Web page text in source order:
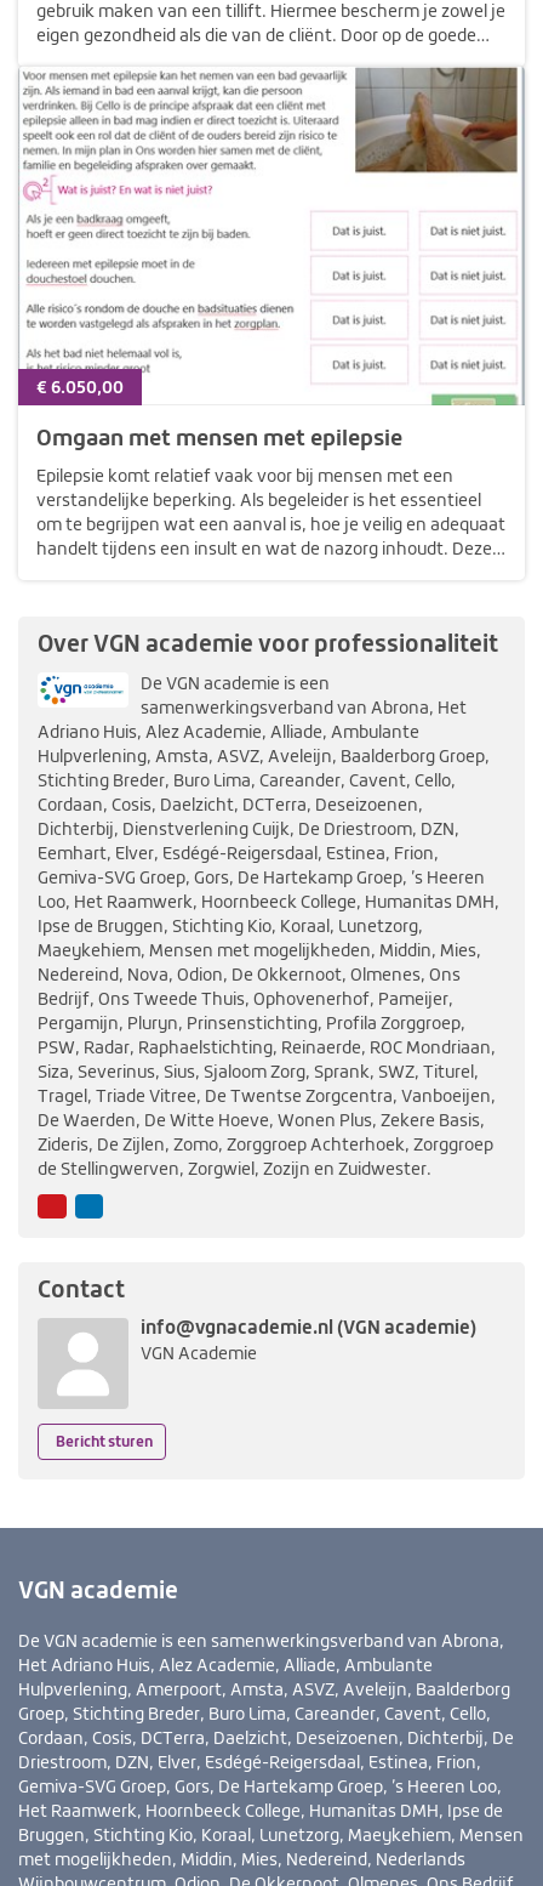
gebruik maken van een tillift. Hiermee bescherm je zowel je
eigen gezondheid als die van de cliënt. Door op de goede
€ 6.050,00
Omgaan met mensen met epilepsie
Epilepsie komt relatief vaak voor bij mensen met een
verstandelijke beperking. Als begeleider is het essentieel
om te begrijpen wat een aanval is, hoe je veilig en adequaat
handelt tijdens een insult en wat de nazorg inhoudt. Deze
Over VGN academie voor professionaliteit
De VGN academie is een
samenwerkingsverband van Abrona, Het
Adriano Huis, Alez Academie, Alliade, Ambulante
Hulpverlening, Amsta, ASVZ, Aveleijn, Baalderborg Groep,
Stichting Breder, Buro Lima, Careander, Cavent, Cello,
Cordaan, Cosis, Daelzicht, DCTerra, Deseizoenen,
Dichterbij, Dienstverlening Cuijk, De Driestroom, DZN,
Eemhart, Elver, Esdégé-Reigersdaal, Estinea, Frion,
Gemiva-SVG Groep, Gors, De Hartekamp Groep, ’s Heeren
Loo, Het Raamwerk, Hoornbeeck College, Humanitas DMH,
Ipse de Bruggen, Stichting Kio, Koraal, Lunetzorg,
Maeykehiem, Mensen met mogelijkheden, Middin, Mies,
Nedereind, Nova, Odion, De Okkernoot, Olmenes, Ons
Bedrijf, Ons Tweede Thuis, Ophovenerhof, Pameijer,
Pergamijn, Pluryn, Prinsenstichting, Profila Zorggroep,
PSW, Radar, Raphaelstichting, Reinaerde, ROC Mondriaan,
Siza, Severinus, Sius, Sjaloom Zorg, Sprank, SWZ, Titurel,
Tragel, Triade Vitree, De Twentse Zorgcentra, Vanboeijen,
De Waerden, De Witte Hoeve, Wonen Plus, Zekere Basis,
Zideris, De Zijlen, Zomo, Zorggroep Achterhoek, Zorggroep
de Stellingwerven, Zorgwiel, Zozijn en Zuidwester.
YouTubeLinkedIn
Contact
info@vgnacademie.nl (VGN academie)
VGN Academie
Bericht sturen
VGN academie
De VGN academie is een samenwerkingsverband van Abrona,
Het Adriano Huis, Alez Academie, Alliade, Ambulante
Hulpverlening, Amerpoort, Amsta, ASVZ, Aveleijn, Baalderborg
Groep, Stichting Breder, Buro Lima, Careander, Cavent, Cello,
Cordaan, Cosis, DCTerra, Daelzicht, Deseizoenen, Dichterbij, De
Driestroom, DZN, Elver, Esdégé-Reigersdaal, Estinea, Frion,
Gemiva-SVG Groep, Gors, De Hartekamp Groep, ’s Heeren Loo,
Het Raamwerk, Hoornbeeck College, Humanitas DMH, Ipse de
Bruggen, Stichting Kio, Koraal, Lunetzorg, Maeykehiem, Mensen
met mogelijkheden, Middin, Mies, Nedereind, Nederlands